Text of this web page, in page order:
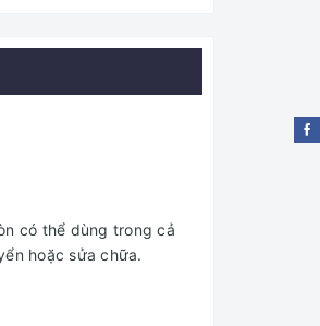
có thể dùng trong cả
hoặc sửa chữa.